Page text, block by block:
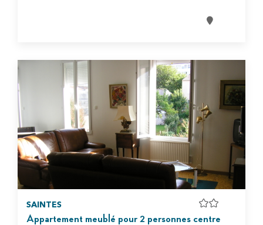
SAINTES
Appartement meublé pour 2 personnes centre